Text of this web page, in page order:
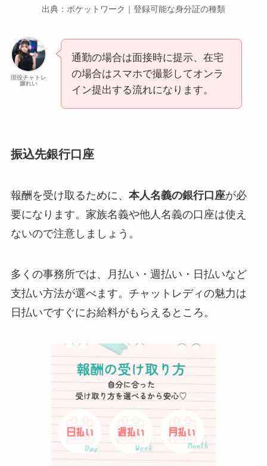
出典：ポケットワーク｜登録可能な身分証の種類
現役チャトレ
嬢れい
通勤の場合は面接時に提示、在宅
の場合はスマホで撮影してオンラ
イン提出する流れになります。
振込先銀行口座
報酬を受け取るために、 本人名義の銀行口座が必
要になります。家族名義や他人名義の口座は使え
ないので注意しましょう。
多くの事務所では、月払い・週払い・日払いなど
支払い方法が選べます。チャットレディの魅力は
日払いですぐにお給料がもらえるところ。